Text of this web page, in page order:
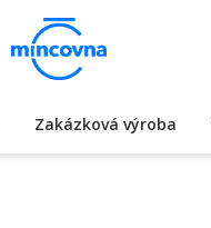
Zakázková výroba